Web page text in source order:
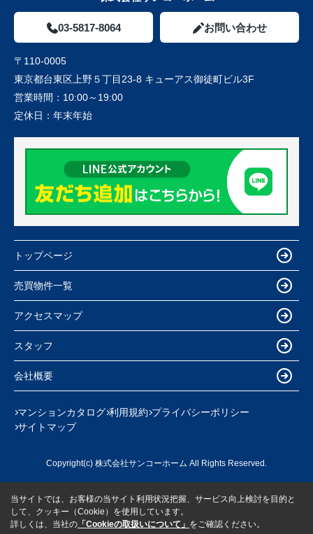
03-5817-8064 お問い合わせ
〒110-0005
東京都台東区上野５丁目23-8 キューアス御徒町ビル3F
営業時間： 10:00～19:00
定休日： 年末年始
トップページ
売買物件一覧
アクセスマップ
スタッフ
会社概要
マンションカタログ 利用規約 プライバシーポリシー
サイトマップ
Copyright(c) 株式会社サンコーホーム All Rights Reserved.
当サイトでは、お客様の当サイト利用状況把握、サービス向上検討を目的と
して、クッキー（Cookie）を使用しています。
詳しくは、当社の 「Cookieの取扱いについて」 をご確認ください。